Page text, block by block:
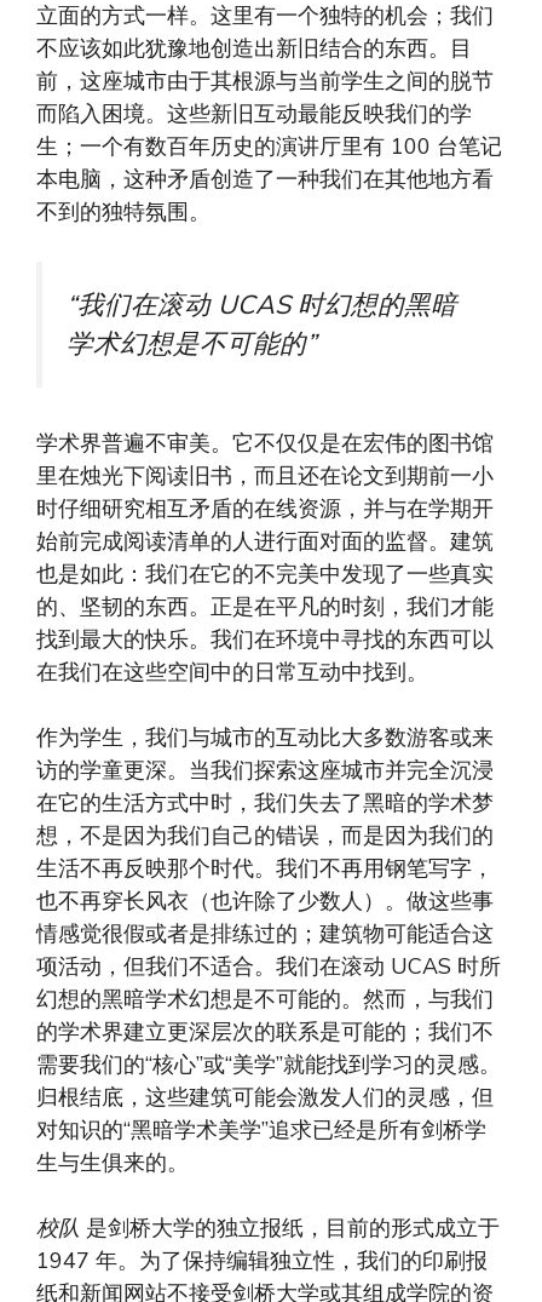
立面的方式一样。这里有一个独特的机会；我们
不应该如此犹豫地创造出新旧结合的东西。目
前，这座城市由于其根源与当前学生之间的脱节
而陷入困境。这些新旧互动最能反映我们的学
生；一个有数百年历史的演讲厅里有 100 台笔记
本电脑，这种矛盾创造了一种我们在其他地方看
不到的独特氛围。
“我们在滚动 UCAS 时幻想的黑暗
学术幻想是不可能的”
学术界普遍不审美。它不仅仅是在宏伟的图书馆
里在烛光下阅读旧书，而且还在论文到期前一小
时仔细研究相互矛盾的在线资源，并与在学期开
始前完成阅读清单的人进行面对面的监督。建筑
也是如此：我们在它的不完美中发现了一些真实
的、坚韧的东西。正是在平凡的时刻，我们才能
找到最大的快乐。我们在环境中寻找的东西可以
在我们在这些空间中的日常互动中找到。
作为学生，我们与城市的互动比大多数游客或来
访的学童更深。当我们探索这座城市并完全沉浸
在它的生活方式中时，我们失去了黑暗的学术梦
想，不是因为我们自己的错误，而是因为我们的
生活不再反映那个时代。我们不再用钢笔写字，
也不再穿长风衣（也许除了少数人）。做这些事
情感觉很假或者是排练过的；建筑物可能适合这
项活动，但我们不适合。我们在滚动 UCAS 时所
幻想的黑暗学术幻想是不可能的。然而，与我们
的学术界建立更深层次的联系是可能的；我们不
需要我们的“核心”或“美学”就能找到学习的灵感。
归根结底，这些建筑可能会激发人们的灵感，但
对知识的“黑暗学术美学”追求已经是所有剑桥学
生与生俱来的。
校队 是剑桥大学的独立报纸，目前的形式成立于
1947 年。为了保持编辑独立性，我们的印刷报
纸和新闻网站不接受剑桥大学或其组成学院的资